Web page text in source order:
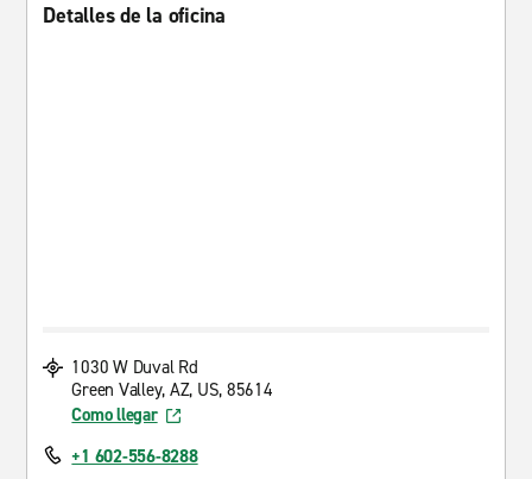
Detalles de la oficina
1030 W Duval Rd
Green Valley, AZ, US, 85614
Como llegar
+1 602-556-8288